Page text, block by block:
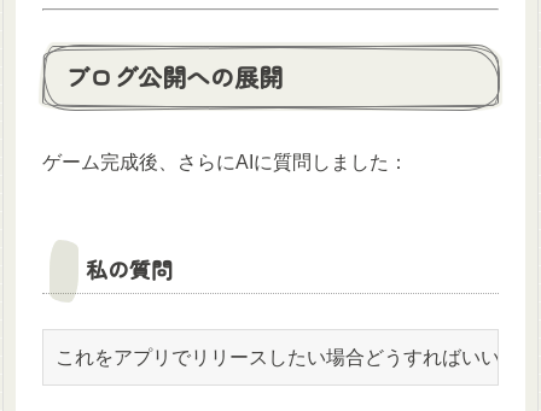
ブログ公開への展開
ゲーム完成後、さらにAIに質問しました：
私の質問
これをアプリでリリースしたい場合どうすればいい？